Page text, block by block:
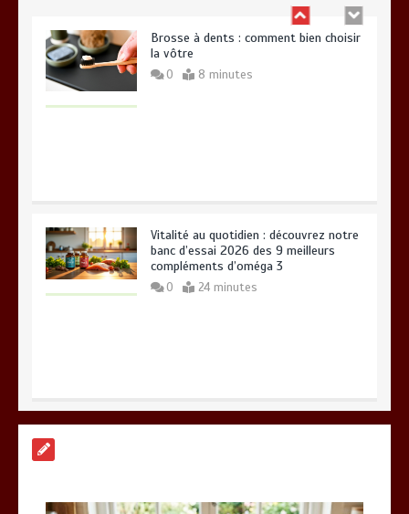
Brosse à dents : comment bien choisir
la vôtre
0 8 minutes
Vitalité au quotidien : découvrez notre
banc d’essai 2026 des 9 meilleurs
compléments d’oméga 3
0 24 minutes